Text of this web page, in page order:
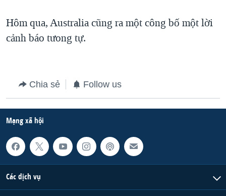
Hôm qua, Australia cũng ra một công bố một lời
cảnh báo tưong tự.
Chia sẻ Follow us
Mạng xã hội
Các dịch vụ